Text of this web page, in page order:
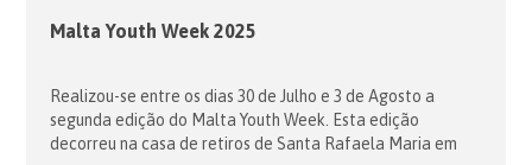
Malta Youth Week 2025
Realizou-se entre os dias 30 de Julho e 3 de Agosto a
segunda edição do Malta Youth Week. Esta edição
decorreu na casa de retiros de Santa Rafaela Maria em